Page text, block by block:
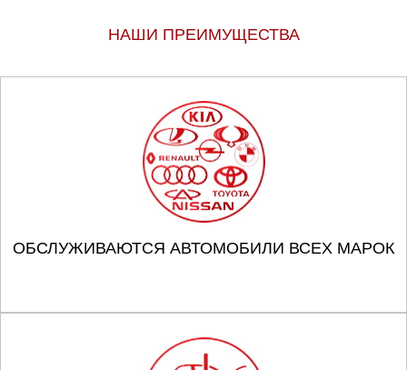
НАШИ ПРЕИМУЩЕСТВА
ОБСЛУЖИВАЮТСЯ АВТОМОБИЛИ ВСЕХ МАРОК